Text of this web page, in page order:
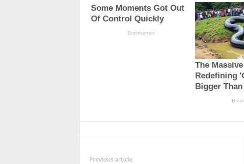
Previous article